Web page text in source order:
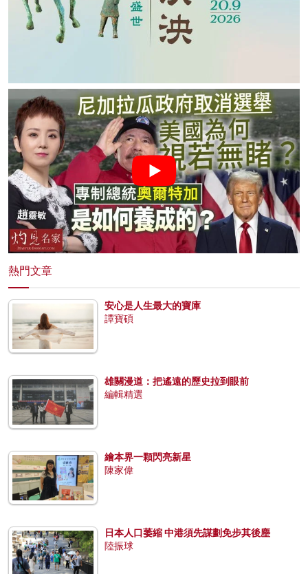
熱門文章
安心是人生最大的寶庫
譚寶碩
雄關漫道：把遙遠的歷史拉到眼前
編輯精選
繪本界一顆閃亮新星
陳家偉
日本人口萎縮 中港須先謀劃免步其後塵
陸振球